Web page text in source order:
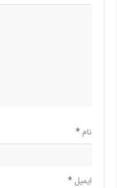
نام*
ایمیل*